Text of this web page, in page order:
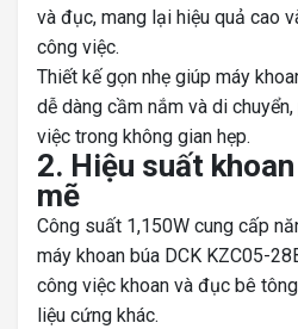
và đục, mang lại hiệu quả cao
công việc.
Thiết kế gọn nhẹ giúp máy
dễ dàng cầm nắm và di
việc trong không gian hẹp.
2. Hiệu suất
mẽ
Công suất 1,150W cung cấp
máy khoan búa DCK KZC05-
công việc khoan và đục bê
liệu cứng khác.